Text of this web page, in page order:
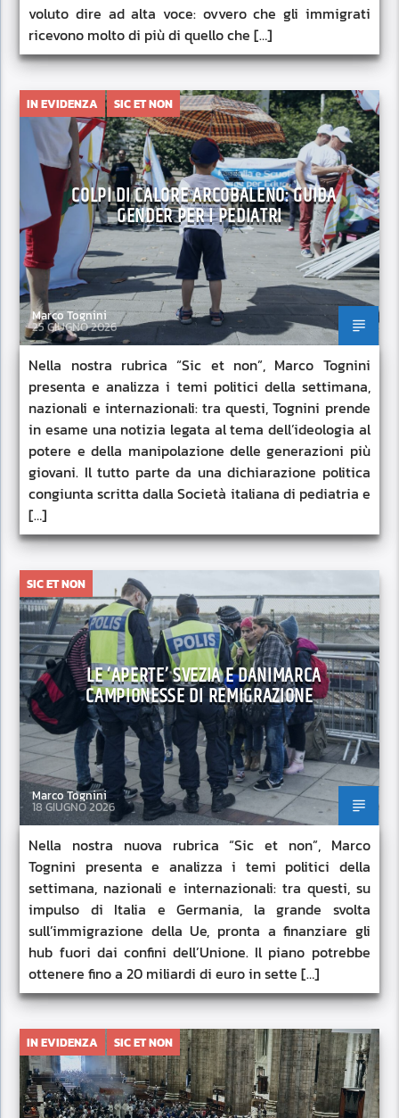
voluto dire ad alta voce: ovvero che gli immigrati
ricevono molto di più di quello che […]
IN EVIDENZA SIC ET NON
COLPI DI CALORE ARCOBALENO: GUIDA
GENDER PER I PEDIATRI
Marco Tognini
25 GIUGNO 2026
Nella nostra rubrica “Sic et non”, Marco Tognini
presenta e analizza i temi politici della settimana,
nazionali e internazionali: tra questi, Tognini prende
in esame una notizia legata al tema dell’ideologia al
potere e della manipolazione delle generazioni più
giovani. Il tutto parte da una dichiarazione politica
congiunta scritta dalla Società italiana di pediatria e
[…]
SIC ET NON
LE ‘APERTE’ SVEZIA E DANIMARCA
CAMPIONESSE DI REMIGRAZIONE
Marco Tognini
18 GIUGNO 2026
Nella nostra nuova rubrica “Sic et non”, Marco
Tognini presenta e analizza i temi politici della
settimana, nazionali e internazionali: tra questi, su
impulso di Italia e Germania, la grande svolta
sull’immigrazione della Ue, pronta a finanziare gli
hub fuori dai confini dell’Unione. Il piano potrebbe
ottenere fino a 20 miliardi di euro in sette […]
IN EVIDENZA SIC ET NON